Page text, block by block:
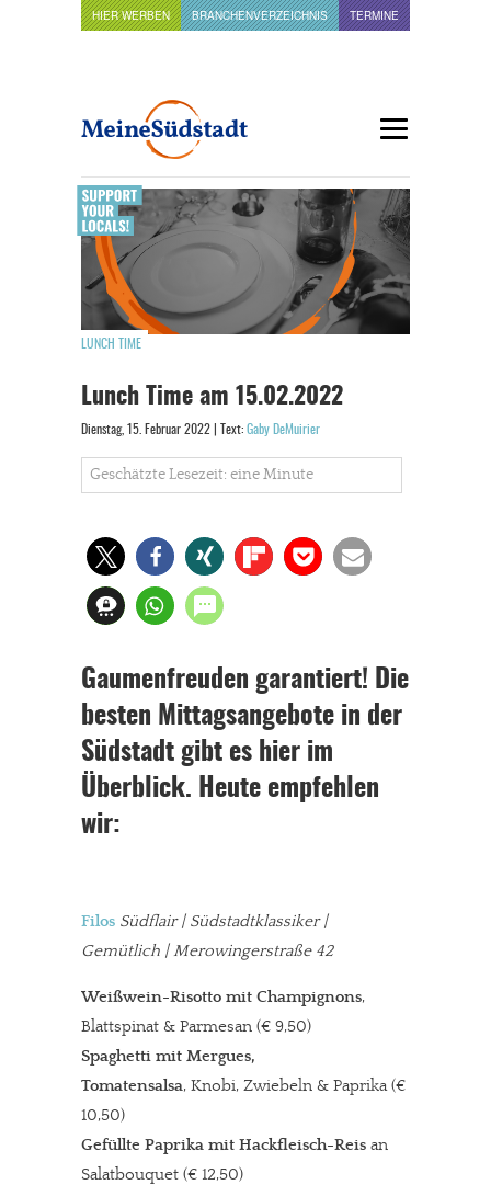
HIER WERBEN BRANCHENVERZEICHNIS TERMINE
LUNCH TIME
Lunch Time am 15.02.2022
Dienstag, 15. Februar 2022 | Text: Gaby DeMuirier
Geschätzte Lesezeit: eine Minute
Gaumenfreuden garantiert! Die
besten Mittagsangebote in der
Südstadt gibt es hier im
Überblick. Heute empfehlen
wir:
Filos Südflair | Südstadtklassiker |
Gemütlich | Merowingerstraße 42
Weißwein-Risotto mit Champignons,
Blattspinat & Parmesan (€ 9,50)
Spaghetti mit Mergues,
Tomatensalsa, Knobi, Zwiebeln & Paprika (€
10,50)
Gefüllte Paprika mit Hackfleisch-Reis an
Salatbouquet (€ 12,50)